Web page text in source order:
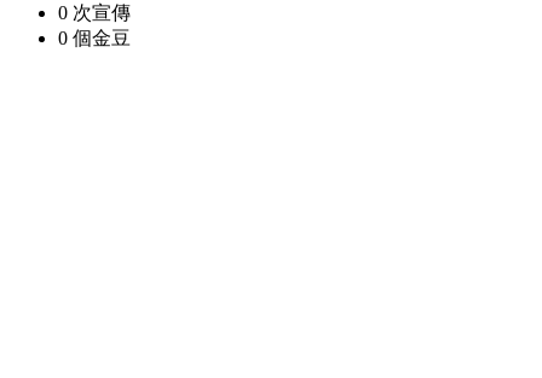
0 次宣傳
0 個金豆